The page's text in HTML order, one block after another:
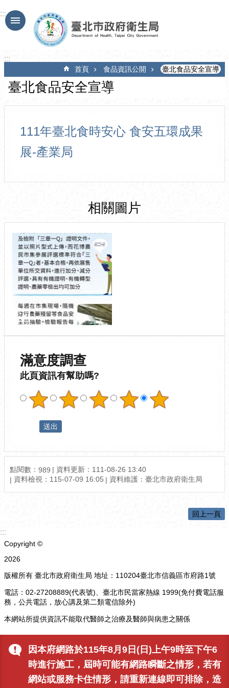
跳到主要內容區塊
因本府網路於115年8月9日(日)上午9時至下午6
時進行施工，屆時可能有網路瞬斷之情形，若有
網站或服務卡住情形，請重新連線即可排除，造
:::
:::
首頁 食品資訊公開 臺北食品安全宣導
臺北食品安全宣導
111年臺北食時安心 食安五環成果
展-產業局
相關圖片
滿意度調查
此頁資訊有幫助嗎?
點閱數： 989
資料更新：111-08-26 13:40
資料檢視：115-07-09 16:05
資料維護：臺北市政府衛生局
回上一頁
:::
Copyright ©
2026
版權所有 臺北市政府衛生局 地址：110204臺北市信義區市府路1號
電話：02-27208889(代表號)、臺北市民當家熱線 1999(免付費電話服
務，公共電話，放心講及第二類電信除外)
本網站所提供資訊不能取代醫師之治療及醫師與病患之關係
瀏覽人次
989